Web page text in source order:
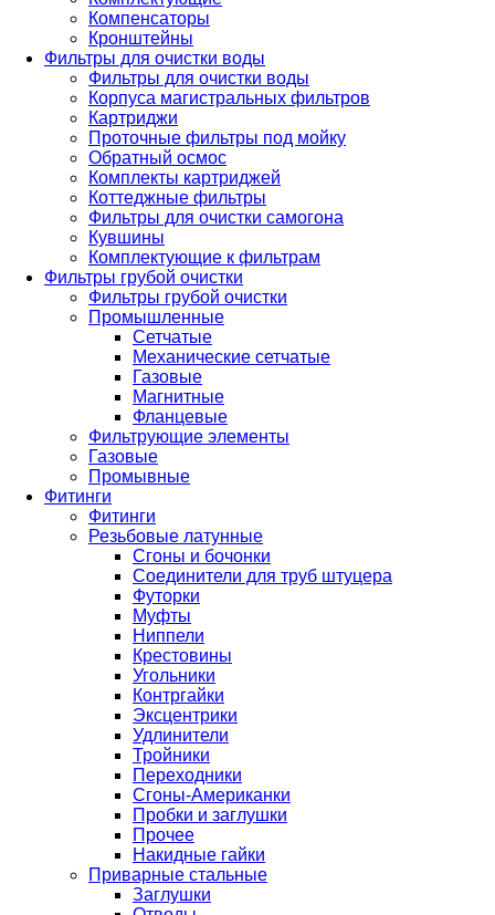
Компенсаторы
Кронштейны
Фильтры для очистки воды
Фильтры для очистки воды
Корпуса магистральных фильтров
Картриджи
Проточные фильтры под мойку
Обратный осмос
Комплекты картриджей
Коттеджные фильтры
Фильтры для очистки самогона
Кувшины
Комплектующие к фильтрам
Фильтры грубой очистки
Фильтры грубой очистки
Промышленные
Сетчатые
Механические сетчатые
Газовые
Магнитные
Фланцевые
Фильтрующие элементы
Газовые
Промывные
Фитинги
Фитинги
Резьбовые латунные
Сгоны и бочонки
Соединители для труб штуцера
Футорки
Муфты
Ниппели
Крестовины
Угольники
Контргайки
Эксцентрики
Удлинители
Тройники
Переходники
Сгоны-Американки
Пробки и заглушки
Прочее
Накидные гайки
Приварные стальные
Заглушки